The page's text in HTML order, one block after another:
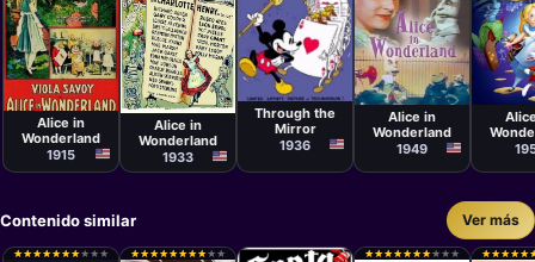
Película
W.W. Young
Alice in
Wonderland
1915
Película
Norman Z.
McLeod
Alice in
Wonderland
1933
Cortometraje
David Hand
Through the
Mirror
1936
Película
Dallas Bower,
Lou Bunin,
Marc
Maurette
Alice in
Wonderland
1949
Clyde
Contenido similar Ver más
★
★★
★★
★★
★★
★★
★★
★★
★ ★
★ ★
★
Sidney Lumet
★
★★
★★
★★
★★
★★
★★
★★
★★
★ ★
★ ★
★★
★★
★★
★★
★★
★★
★★
★ ★
★ ★
★ ★
★★
★★
★★
★★
★